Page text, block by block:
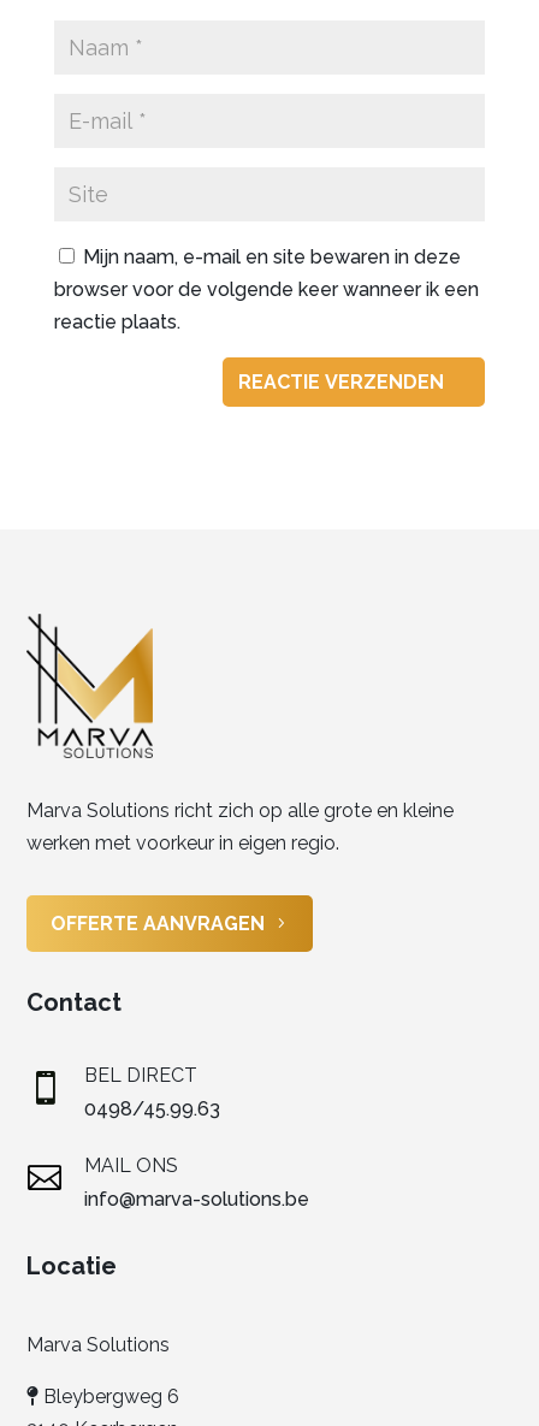
Mijn naam, e-mail en site bewaren in deze
browser voor de volgende keer wanneer ik een
reactie plaats.
Marva Solutions richt zich op alle grote en kleine
werken met voorkeur in eigen regio.
OFFERTE AANVRAGEN
Contact

BEL DIRECT
0498/45.99.63

MAIL ONS
info@marva-solutions.be
Locatie
Marva Solutions
Bleybergweg 6